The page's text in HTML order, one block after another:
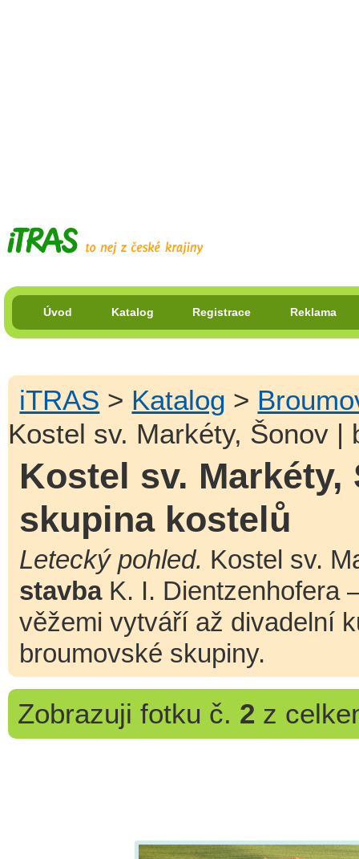
Úvod Katalog Registrace Reklama
iTRAS > Katalog >
Kostel sv. Markéty, Šonov
Kostel sv.
skupina kostelů
Letecký pohled. Kostel sv.
stavbaK. I. Dientzenhofera
věžemi vytváří až divadelní
broumovské skupiny.
Zobrazuji fotku č. 2 z